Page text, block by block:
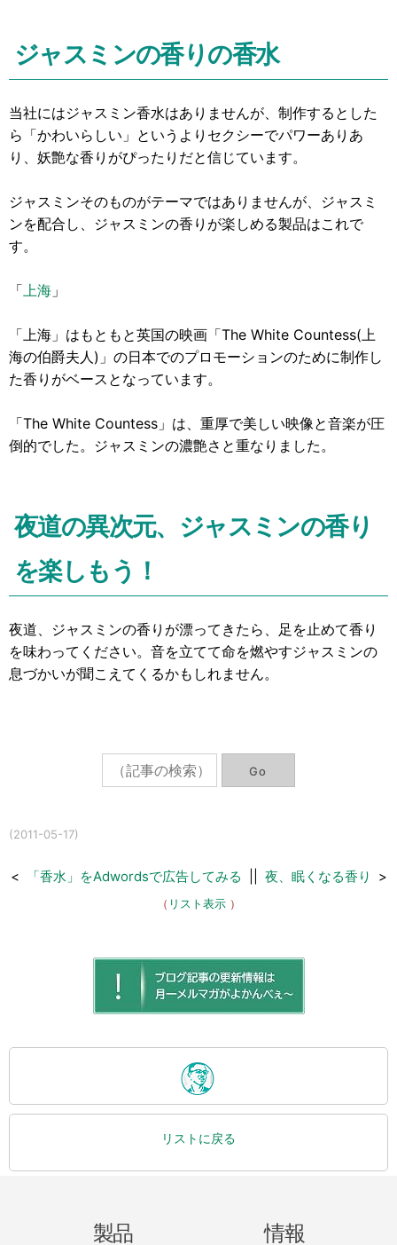
ジャスミンの香りの香水
当社にはジャスミン香水はありませんが、制作するとした
ら「かわいらしい」というよりセクシーでパワーありあ
り、妖艶な香りがぴったりだと信じています。
ジャスミンそのものがテーマではありませんが、ジャスミ
ンを配合し、ジャスミンの香りが楽しめる製品はこれで
す。
「上海 」
「上海」はもともと英国の映画「The White Countess(上
海の伯爵夫人)」の日本でのプロモーションのために制作し
た香りがベースとなっています。
「The White Countess」は、重厚で美しい映像と音楽が圧
倒的でした。ジャスミンの濃艶さと重なりました。
夜道の異次元、ジャスミンの香り
を楽しもう！
夜道、ジャスミンの香りが漂ってきたら、足を止めて香り
を味わってください。音を立てて命を燃やすジャスミンの
息づかいが聞こえてくるかもしれません。
(2011-05-17)
< 「香水」をAdwordsで広告してみる 夜、眠くなる香り >
（ リスト表示）
リストに戻る
製品 情報